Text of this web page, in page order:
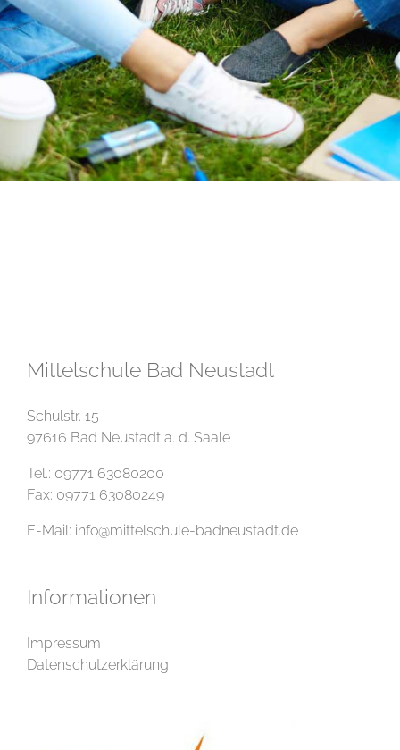
Mittelschule Bad Neustadt
Schulstr. 15
97616 Bad Neustadt a. d. Saale
Tel.: 09771 63080200
Fax: 09771 63080249
E-Mail: info@mittelschule-badneustadt.de
Informationen
Impressum
Datenschutzerklärung